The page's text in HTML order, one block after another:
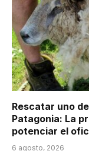
Rescatar uno
Patagonia: La
potenciar el
6 agosto, 2026